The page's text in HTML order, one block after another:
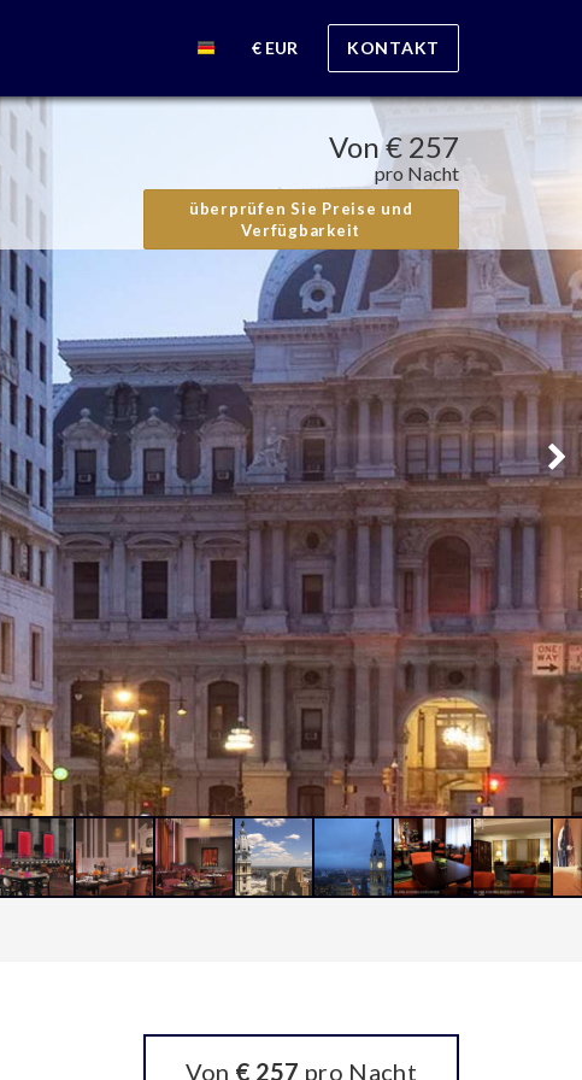
€ EUR KONTAKT
Von € 257
pro Nacht
überprüfen Sie Preise und
Verfügbarkeit
Von € 257 pro Nacht